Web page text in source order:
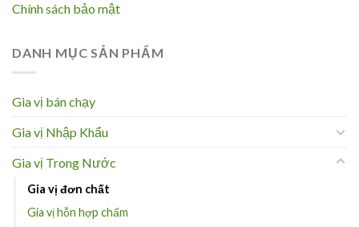
Chính sách bảo mật
DANH MỤC SẢN PHẨM
Gia vị bán chạy
Gia vị Nhập Khẩu
Gia vị Trong Nước
Gia vị đơn chất
Gia vị hỗn hợp chấm